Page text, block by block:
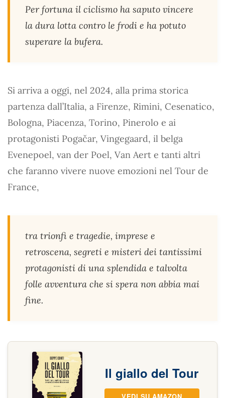
Per fortuna il ciclismo ha saputo vincere
la dura lotta contro le frodi e ha potuto
superare la bufera.
Si arriva a oggi, nel 2024, alla prima storica
partenza dall’Italia, a Firenze, Rimini, Cesenatico,
Bologna, Piacenza, Torino, Pinerolo e ai
protagonisti Pogačar, Vingegaard, il belga
Evenepoel, van der Poel, Van Aert e tanti altri
che faranno vivere nuove emozioni nel Tour de
France,
tra trionfi e tragedie, imprese e
retroscena, segreti e misteri dei tantissimi
protagonisti di una splendida e talvolta
folle avventura che si spera non abbia mai
fine.
Il giallo del Tour
VEDI SU AMAZON